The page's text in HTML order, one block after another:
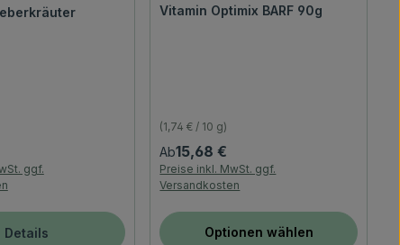
ggf.
Details
Vitamin Optimix BARF 90g
(1,74 € / 10 g)
Regulärer Preis:
Ab15,68 €
Preise inkl. MwSt. ggf.
Versandkosten
Optionen wählen